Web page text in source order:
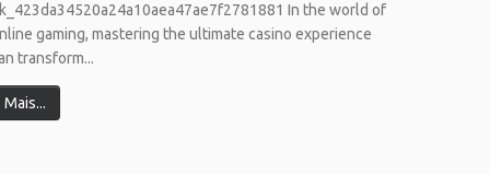
In the world of
gaming, mastering the ultimate casino experience
transform...
Mais...